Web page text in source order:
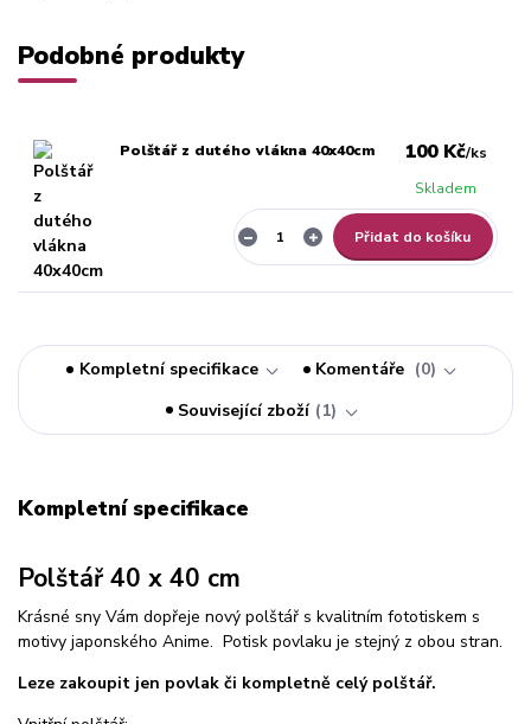
Podobné produkty
Polštář z dutého vlákna 40x40cm 100 Kč/ks
Skladem
Přidat do košíku
Kompletní specifikace Komentáře
0
Související zboží
1
Kompletní specifikace
Polštář 40 x 40 cm
Krásné sny Vám dopřeje nový polštář s kvalitním fototiskem s
motivy japonského Anime. Potisk povlaku je stejný z obou stran.
Leze zakoupit jen povlak či kompletně celý polštář.